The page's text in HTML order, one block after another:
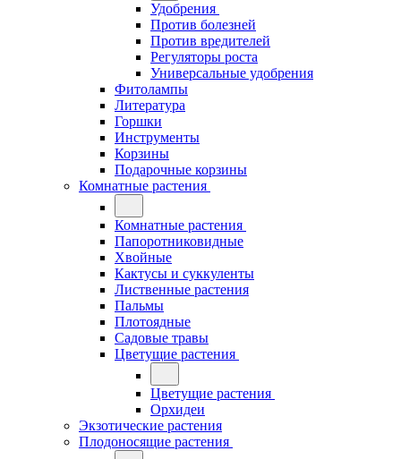
Удобрения
Против болезней
Против вредителей
Регуляторы роста
Универсальные удобрения
Фитолампы
Литература
Горшки
Инструменты
Корзины
Подарочные корзины
Комнатные растения
Комнатные растения
Папоротниковидные
Хвойные
Кактусы и суккуленты
Лиственные растения
Пальмы
Плотоядные
Садовые травы
Цветущие растения
Цветущие растения
Орхидеи
Экзотические растения
Плодоносящие растения